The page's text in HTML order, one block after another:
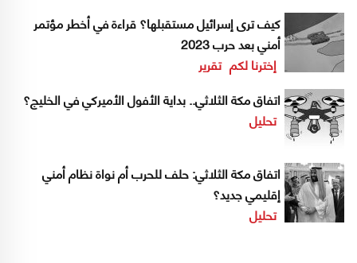
كيف ترى إسرائيل مستقبلها؟ قراءة في أخطر مؤتمر
أمني بعد حرب 2023
إخترنا لكم تقرير
اتفاق مكة الثلاثي.. بداية الأفول الأميركي في الخليج؟
تحليل
اتفاق مكة الثلاثي: حلف للحرب أم نواة نظام أمني
إقليمي جديد؟
تحليل